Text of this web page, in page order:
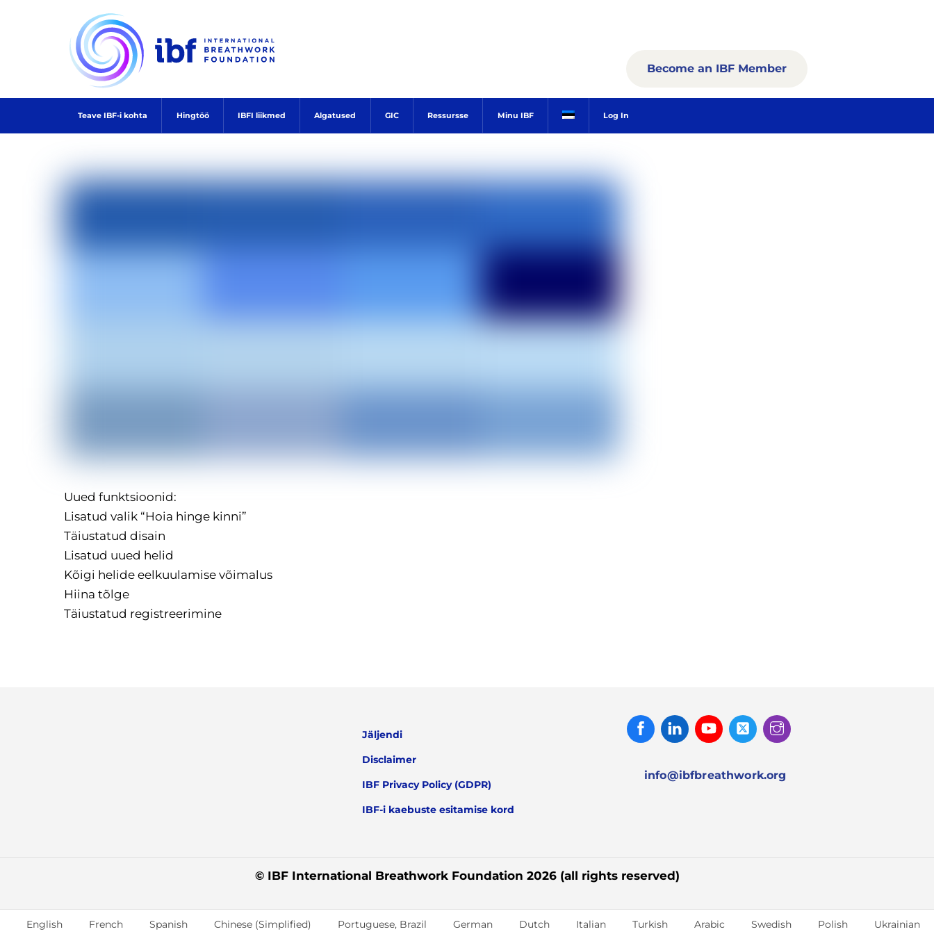
Teave IBF-i kohta Hingtöö IBFI liikmed Algatused GIC Ressursse Minu IBF Log In
Become an IBF Member
Uued funktsioonid:
Lisatud valik “Hoia hinge kinni”
Täiustatud disain
Lisatud uued helid
Kõigi helide eelkuulamise võimalus
Hiina tõlge
Täiustatud registreerimine
Jäljendi
Disclaimer
IBF Privacy Policy (GDPR)
IBF-i kaebuste esitamise kord
FacebookLinked
In
Youtube Twitter
info@ibfbreathwork.org
© IBF International Breathwork Foundation 2026 (all rights reserved)
English French Spanish Chinese (Simplified) Portuguese, Brazil German Dutch Italian Turkish Arabic Swedish Polish Ukrainian